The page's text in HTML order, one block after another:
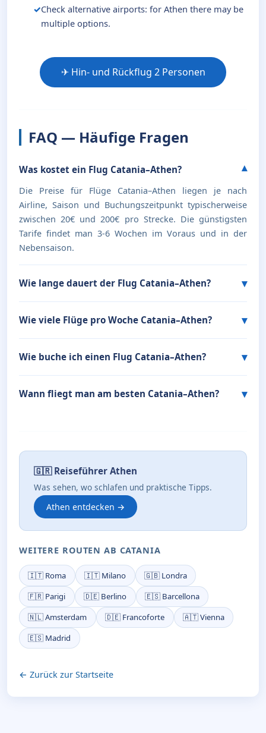
Check alternative airports: for Athen there may be
multiple options.
✈ Hin- und Rückflug 2 Personen
FAQ — Häufige Fragen
Was kostet ein Flug Catania–Athen?
Die Preise für Flüge Catania–Athen liegen je nach
Airline, Saison und Buchungszeitpunkt typischerweise
zwischen 20€ und 200€ pro Strecke. Die günstigsten
Tarife findet man 3-6 Wochen im Voraus und in der
Nebensaison.
Wie lange dauert der Flug Catania–Athen?
Wie viele Flüge pro Woche Catania–Athen?
Wie buche ich einen Flug Catania–Athen?
Wann fliegt man am besten Catania–Athen?
🇬🇷 Reiseführer Athen
Was sehen, wo schlafen und praktische Tipps.
Athen entdecken →
WEITERE ROUTEN AB CATANIA
🇮🇹 Roma 🇮🇹 Milano
🇬🇧 Londra
🇫🇷 Parigi
🇩🇪 Berlino
🇪🇸 Barcellona
🇳🇱 Amsterdam
🇩🇪 Francoforte
🇦🇹 Vienna
🇪🇸 Madrid
← Zurück zur Startseite